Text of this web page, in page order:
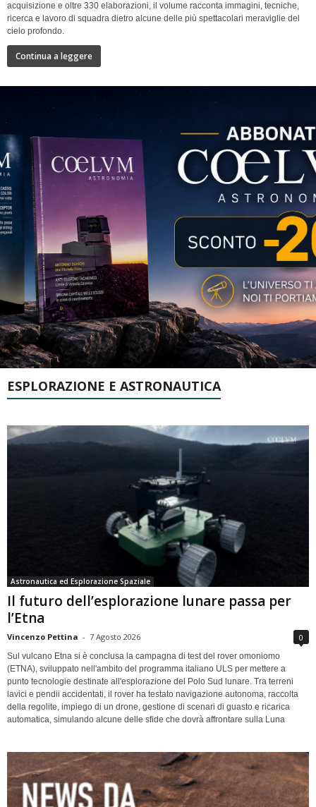
acquisizione e oltre 330 elaborazioni, il volume racconta immagini, tecniche,
ricerca e lavoro di squadra dietro alcune delle più spettacolari meraviglie del
cielo profondo.
Continua a leggere
ESPLORAZIONE E ASTRONAUTICA
Astronautica ed Esplorazione Spaziale
Il futuro dell’esplorazione lunare passa per
l’Etna
Vincenzo Pettina - 7 Agosto 2026 0
Sul vulcano Etna si è conclusa la campagna di test del rover omoniomo
(ETNA), sviluppato nell'ambito del programma italiano ULS per mettere a
punto tecnologie destinate all'esplorazione del Polo Sud lunare. Tra terreni
lavici e pendii accidentati, il rover ha testato navigazione autonoma, raccolta
della regolite, impiego di un drone, gestione di scenari di guasto e ricarica
automatica, simulando alcune delle sfide che dovrà affrontare sulla Luna